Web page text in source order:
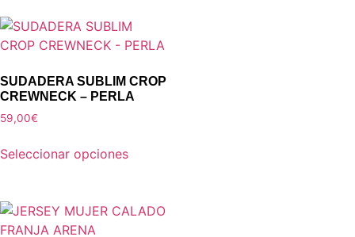
SUDADERA SUBLIM CROP
CREWNECK – PERLA
59,00€
Seleccionar opciones